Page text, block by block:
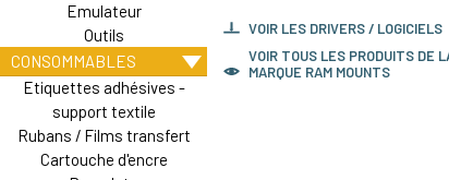
Emulateur
Outils
CONSOMMABLES
Etiquettes adhésives -
support textile
Rubans / Films transfert
Cartouche d'encre
VOIR LES DRIVERS / LOGICIELS
VOIR TOUS LES PRODUITS DE
MARQUE RAM MOUNTS